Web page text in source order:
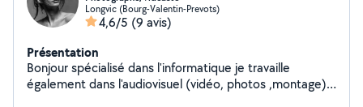
Longvic (Bourg-Valentin-Prevots)
4,6/5 (9 avis)
Présentation
Bonjour spécialisé dans l'informatique je travaille
également dans l'audiovisuel (vidéo, photos ,montage)